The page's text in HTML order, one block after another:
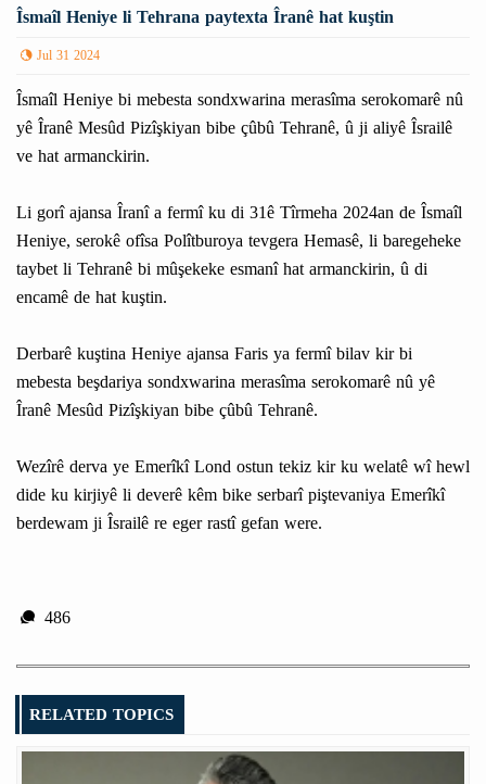
Îsmaîl Heniye li Tehrana paytexta Îranê hat kuştin
Jul 31 2024
Îsmaîl Heniye bi mebesta sondxwarina merasîma serokomarê nû
yê Îranê Mesûd Pizîşkiyan bibe çûbû Tehranê, û ji aliyê Îsrailê
ve hat armanckirin.
Li gorî ajansa Îranî a fermî ku di 31ê Tîrmeha 2024an de Îsmaîl
Heniye, serokê ofîsa Polîtburoya tevgera Hemasê, li baregeheke
taybet li Tehranê bi mûşekeke esmanî hat armanckirin, û di
encamê de hat kuştin.
Derbarê kuştina Heniye ajansa Faris ya fermî bilav kir bi
mebesta beşdariya sondxwarina merasîma serokomarê nû yê
Îranê Mesûd Pizîşkiyan bibe çûbû Tehranê.
Wezîrê derva ye Emerîkî Lond ostun tekiz kir ku welatê wî hewl
dide ku kirjiyê li deverê kêm bike serbarî piştevaniya Emerîkî
berdewam ji Îsrailê re eger rastî gefan were.
486
RELATED TOPICS